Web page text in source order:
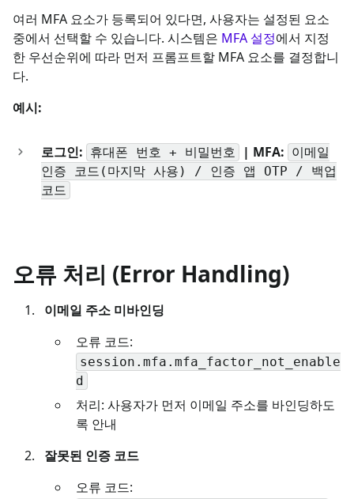
여러 MFA 요소가 등록되어 있다면, 사용자는 설정된 요소
중에서 선택할 수 있습니다. 시스템은 MFA 설정에서 지정
한 우선순위에 따라 먼저 프롬프트할 MFA 요소를 결정합니
다.
예시:
로그인: 휴대폰 번호 + 비밀번호 | MFA: 이메일
인증 코드(마지막 사용) / 인증 앱 OTP / 백업
코드
오류 처리 (Error Handling)
이메일 주소 미바인딩
오류 코드:
session.mfa.mfa_factor_not_enable
d
처리: 사용자가 먼저 이메일 주소를 바인딩하도
록 안내
잘못된 인증 코드
오류 코드: